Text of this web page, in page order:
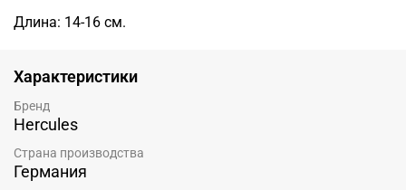
Длина: 14-16 см.
Характеристики
Бренд
Hercules
Страна производства
Германия